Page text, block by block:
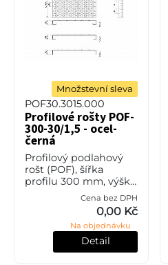
Množstevní sleva
POF30.3015.000
Profilové rošty POF-
300-30/1,5 - ocel-
černá
Profilový podlahový
rošt (POF), šířka
profilu 300 mm, výška
30 mm, síla 1,5 mm,
ocel S235JR (ST37.2
nebo také ČSN 11373)
bez povrchové úpravy.
Cena bez DPH
0,00 Kč
Na objednávku
Detail